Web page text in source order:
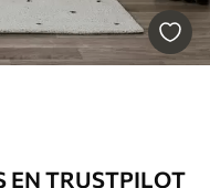
EN TRUSTPILOT